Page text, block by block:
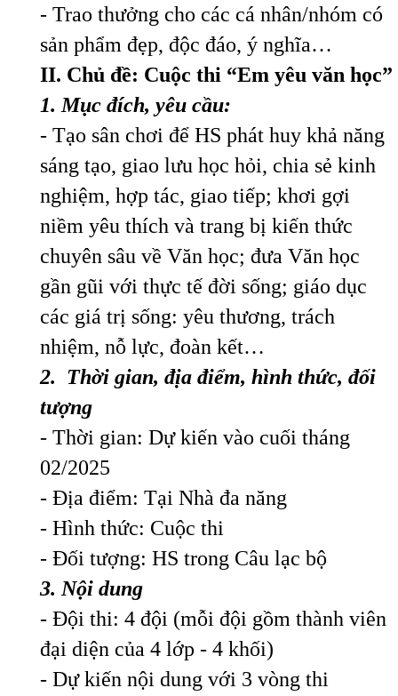
- Trao thưởng cho các cá nhân/nhóm có
sản phẩm đẹp, độc đáo, ý nghĩa…
II. Chủ đề: Cuộc thi “Em yêu văn học”
1. Mục đích, yêu cầu:
- Tạo sân chơi để HS phát huy khả năng
sáng tạo, giao lưu học hỏi, chia sẻ kinh
nghiệm, hợp tác, giao tiếp; khơi gợi
niềm yêu thích và trang bị kiến thức
chuyên sâu về Văn học; đưa Văn học
gần gũi với thực tế đời sống; giáo dục
các giá trị sống: yêu thương, trách
nhiệm, nỗ lực, đoàn kết…
2. Thời gian, địa điểm, hình thức, đối
tượng
- Thời gian: Dự kiến vào cuối tháng
02/2025
- Địa điểm: Tại Nhà đa năng
- Hình thức: Cuộc thi
- Đối tượng: HS trong Câu lạc bộ
3. Nội dung
- Đội thi: 4 đội (mỗi đội gồm thành viên
đại diện của 4 lớp - 4 khối)
- Dự kiến nội dung với 3 vòng thi